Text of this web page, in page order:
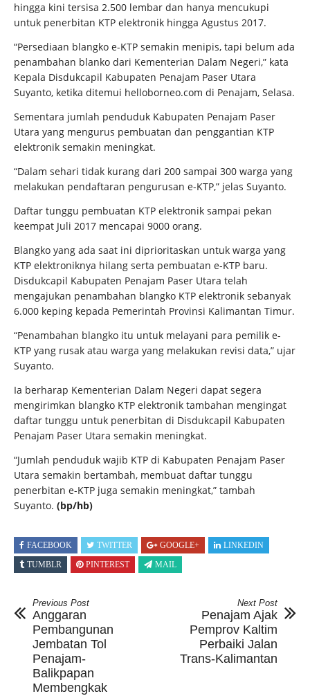
hingga kini tersisa 2.500 lembar dan hanya mencukupi
untuk penerbitan KTP elektronik hingga Agustus 2017.
“Persediaan blangko e-KTP semakin menipis, tapi belum ada
penambahan blanko dari Kementerian Dalam Negeri,” kata
Kepala Disdukcapil Kabupaten Penajam Paser Utara
Suyanto, ketika ditemui helloborneo.com di Penajam, Selasa.
Sementara jumlah penduduk Kabupaten Penajam Paser
Utara yang mengurus pembuatan dan penggantian KTP
elektronik semakin meningkat.
“Dalam sehari tidak kurang dari 200 sampai 300 warga yang
melakukan pendaftaran pengurusan e-KTP,” jelas Suyanto.
Daftar tunggu pembuatan KTP elektronik sampai pekan
keempat Juli 2017 mencapai 9000 orang.
Blangko yang ada saat ini diprioritaskan untuk warga yang
KTP elektroniknya hilang serta pembuatan e-KTP baru.
Disdukcapil Kabupaten Penajam Paser Utara telah
mengajukan penambahan blangko KTP elektronik sebanyak
6.000 keping kepada Pemerintah Provinsi Kalimantan Timur.
“Penambahan blangko itu untuk melayani para pemilik e-
KTP yang rusak atau warga yang melakukan revisi data,” ujar
Suyanto.
Ia berharap Kementerian Dalam Negeri dapat segera
mengirimkan blangko KTP elektronik tambahan mengingat
daftar tunggu untuk penerbitan di Disdukcapil Kabupaten
Penajam Paser Utara semakin meningkat.
“Jumlah penduduk wajib KTP di Kabupaten Penajam Paser
Utara semakin bertambah, membuat daftar tunggu
penerbitan e-KTP juga semakin meningkat,” tambah
Suyanto. (bp/hb)
FACEBOOK TWITTER GOOGLE+
LINKEDIN
TUMBLR
PINTEREST MAIL
Previous Post
Anggaran
Pembangunan
Jembatan Tol
Penajam-
Balikpapan
Membengkak
Next Post
Penajam Ajak
Pemprov Kaltim
Perbaiki Jalan
Trans-Kalimantan